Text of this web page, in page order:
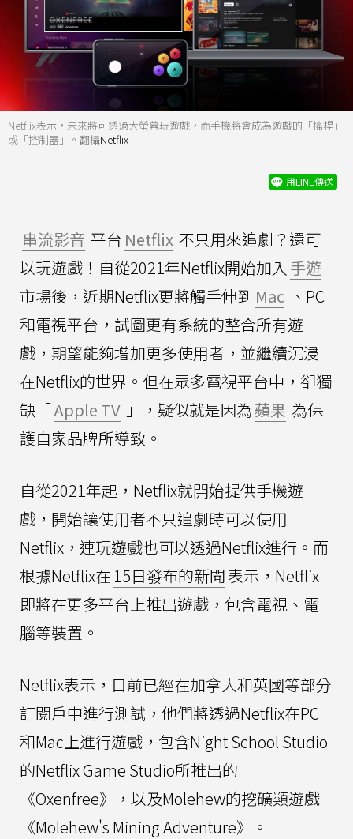
Netflix表示，未來將可透過大螢幕玩遊戲，而手機將會成為遊戲的「搖桿」
或「控制器」。翻攝Netflix
用LINE傳送
串流影音 平台 Netflix 不只用來追劇？還可
以玩遊戲！自從2021年Netflix開始加入 手遊
市場後，近期Netflix更將觸手伸到 Mac 、PC
和電視平台，試圖更有系統的整合所有遊
戲，期望能夠增加更多使用者，並繼續沉浸
在Netflix的世界。但在眾多電視平台中，卻獨
缺「Apple TV 」，疑似就是因為蘋果 為保
護自家品牌所導致。
自從2021年起，Netflix就開始提供手機遊
戲，開始讓使用者不只追劇時可以使用
Netflix，連玩遊戲也可以透過Netflix進行。而
根據Netflix在 15日發布的新聞表示，Netflix
即將在更多平台上推出遊戲，包含電視、電
腦等裝置。
Netflix表示，目前已經在加拿大和英國等部分
訂閱戶中進行測試，他們將透過Netflix在PC
和Mac上進行遊戲，包含Night School Studio
的Netflix Game Studio所推出的
《Oxenfree》，以及Molehew的挖礦類遊戲
《Molehew's Mining Adventure》。